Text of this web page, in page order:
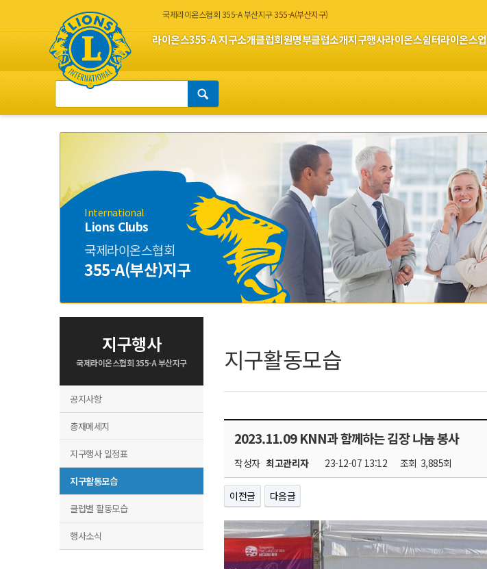
국제라이온스협회 355-A 부산지구355-A(부산지구)
라이온스355-A 지구소개클럽회원명부클럽소개지구행사라이온스쉼터라이온스
International
Lions Clubs
국제라이온스협회
355-A(부산)지구
지구행사
국제라이온스협회 355-A 부산지구
공지사항
총재메세지
지구행사 일정표
지구활동모습
클럽별 활동모습
행사소식
지구활동모습
2023.11.09 KNN과 함께하는 김장 나눔 봉사
작성자 최고관리자 23-12-07 13:12 조회 3,885회
이전글 다음글